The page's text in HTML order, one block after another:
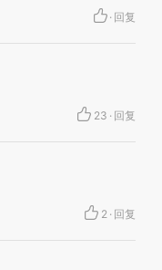
· 回复
23 · 回复
2 · 回复